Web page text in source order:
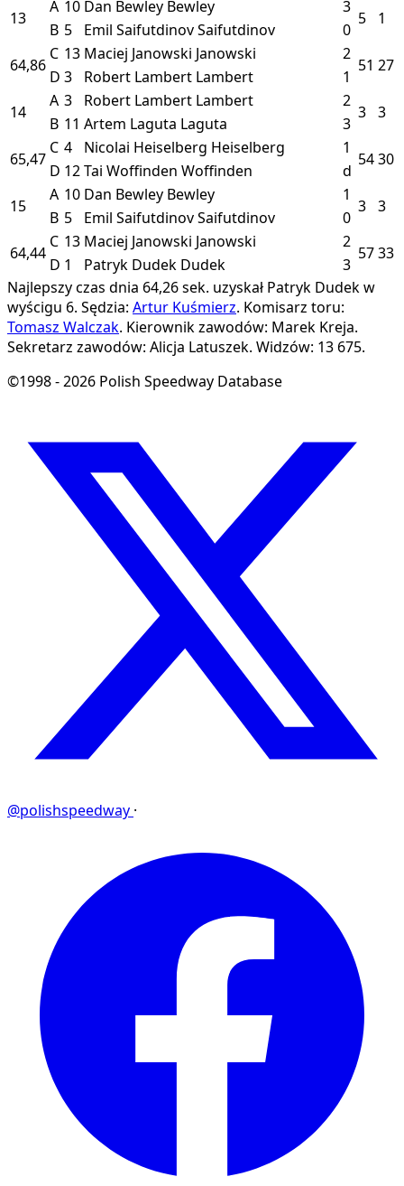
13
A 10 Dan Bewley Bewley 3
5 1
B 5 Emil SaifutdinovSaifutdinov
0
64,86
C 13 Maciej Janowski Janowski 2
51 27
D 3 Robert Lambert Lambert
1
14
A 3 Robert Lambert Lambert 2
3 3
B 11 Artem Laguta Laguta
3
65,47
C 4 Nicolai Heiselberg Heiselberg 1
5430
D 12Tai Woffinden Woffinden
d
15
A 10 Dan Bewley Bewley 1
3 3
B 5 Emil SaifutdinovSaifutdinov
0
64,44
C 13 Maciej Janowski Janowski 2
5733
D 1 Patryk Dudek Dudek
3
Najlepszy czas dnia 64,26 sek. uzyskał Patryk Dudek w
wyścigu 6. Sędzia: Artur Kuśmierz. Komisarz toru:
Tomasz Walczak. Kierownik zawodów: Marek Kreja.
Sekretarz zawodów: Alicja Latuszek. Widzów: 13 675.
©1998 - 2026 Polish Speedway Database
@polishspeedway ·